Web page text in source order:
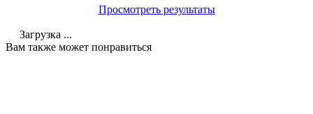
Просмотреть результаты
Загрузка ...
Вам также может понравиться